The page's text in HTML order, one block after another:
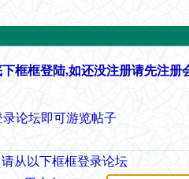
框框登陆,如还没注册请先注册
论坛即可游览帖子
请从以下框框登录论坛